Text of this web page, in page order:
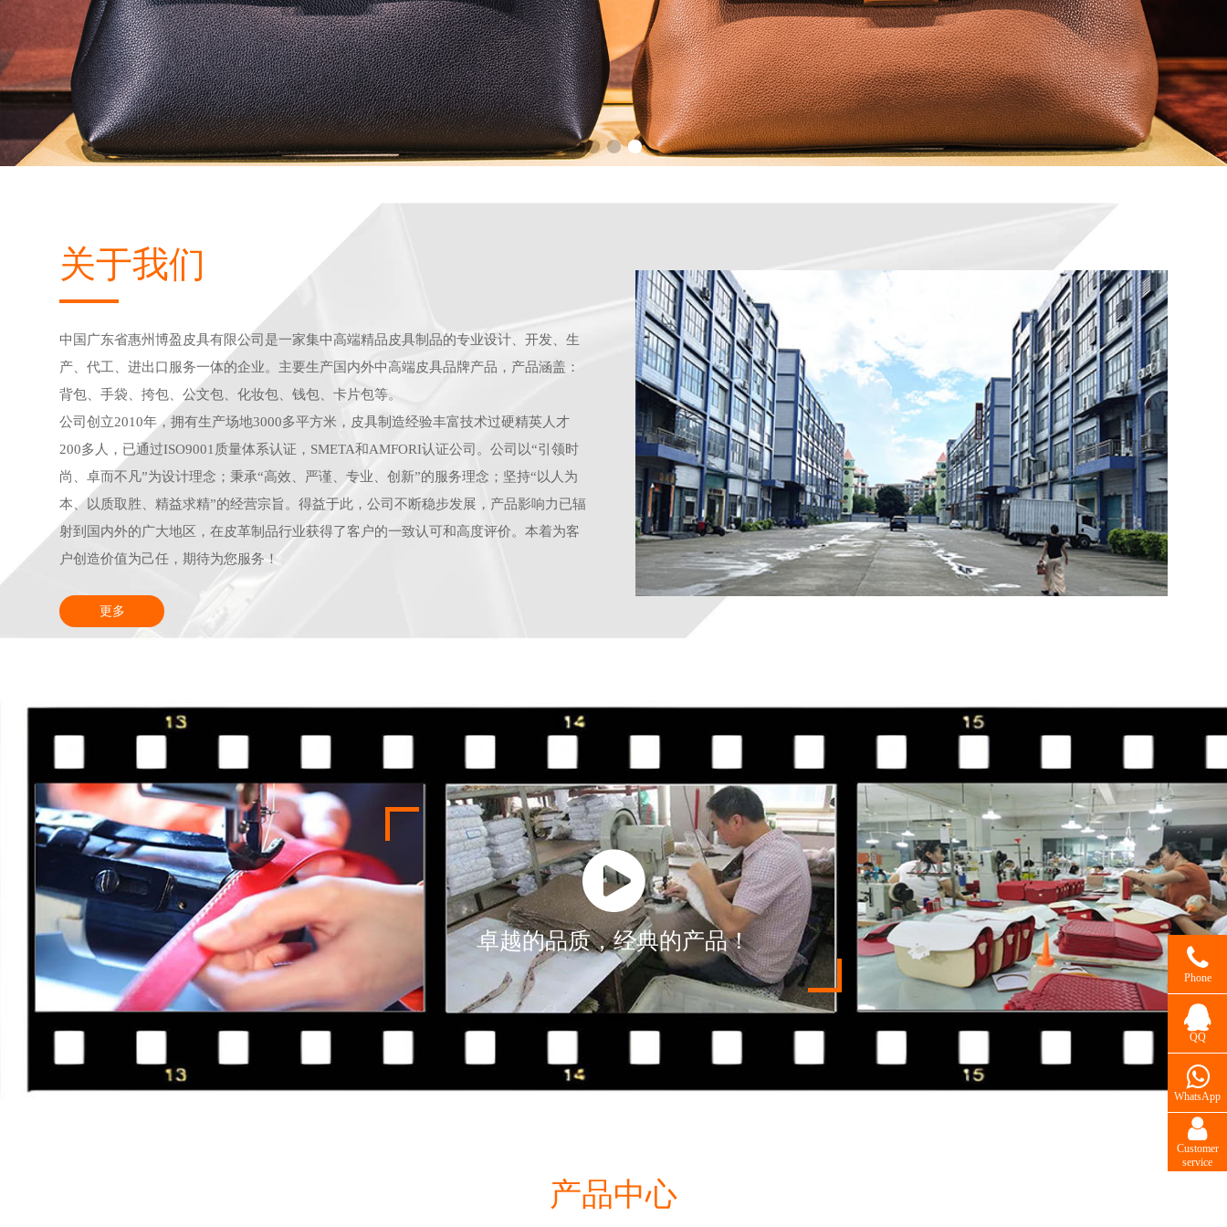
关于我们
中国广东省惠州博盈皮具有限公司是一家集中高端精品皮具制品的专业设计、开发、生
产、代工、进出口服务一体的企业。主要生产国内外中高端皮具品牌产品，产品涵盖：
背包、手袋、挎包、公文包、化妆包、钱包、卡片包等。
公司创立2010年，拥有生产场地3000多平方米，皮具制造经验丰富技术过硬精英人才
200多人，已通过ISO9001质量体系认证，SMETA和AMFORI认证公司。公司以“引领时
尚、卓而不凡”为设计理念；秉承“高效、严谨、专业、创新”的服务理念；坚持“以人为
本、以质取胜、精益求精”的经营宗旨。得益于此，公司不断稳步发展，产品影响力已辐
射到国内外的广大地区，在皮革制品行业获得了客户的一致认可和高度评价。本着为客
户创造价值为己任，期待为您服务！
更多
卓越的品质，经典的产品！
产品中心
Phone
QQ
WhatsApp
Customer
service